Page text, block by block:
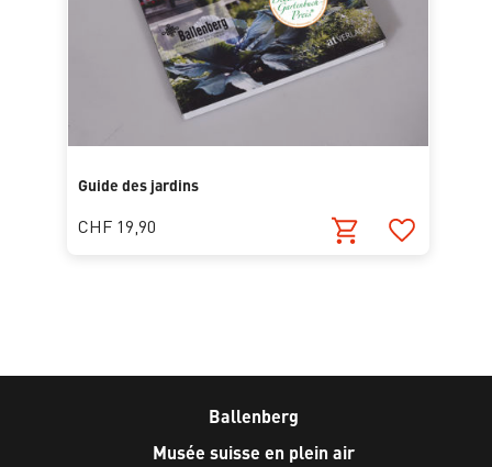
Guide des jardins
CHF 19,90
Ballenberg
Musée suisse en plein air